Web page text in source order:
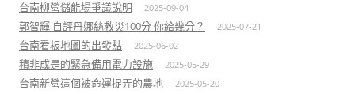
台南柳營儲能場爭議說明 2025-09-04
郭智輝 自評丹娜絲救災100分 你給幾分？ 2025-07-21
台南看板地圖的出發點 2025-06-02
積非成是的緊急備用電力設施 2025-05-29
台南新營這個被命運捉弄的農地 2025-05-20